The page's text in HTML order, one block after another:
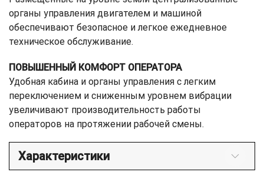
органы управления двигателем и машиной
обеспечивают безопасное и легкое ежедневное
техническое обслуживание.
ПОВЫШЕННЫЙ КОМФОРТ ОПЕРАТОРА
Удобная кабина и органы управления с легким
переключением и сниженным уровнем вибрации
увеличивают производительность работы
операторов на протяжении рабочей смены.
Характеристики